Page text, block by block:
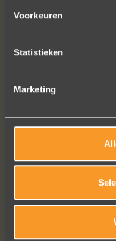
Voorkeuren
Statistieken
Marketing